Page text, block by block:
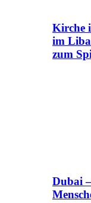
Kirche
im
zum
Dubai